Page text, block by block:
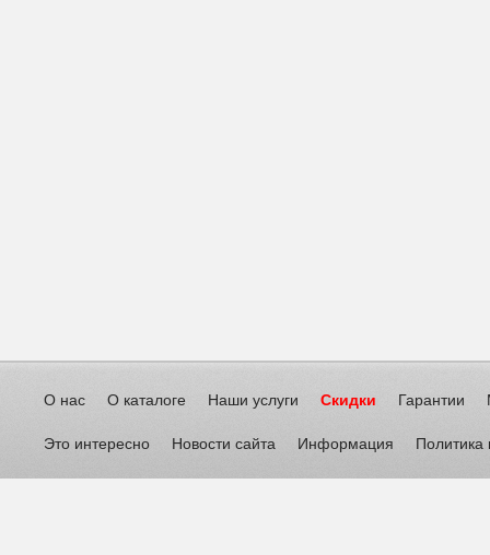
О нас О каталоге Наши услуги Скидки Гарантии
Это интересно Новости сайта Информация Политика